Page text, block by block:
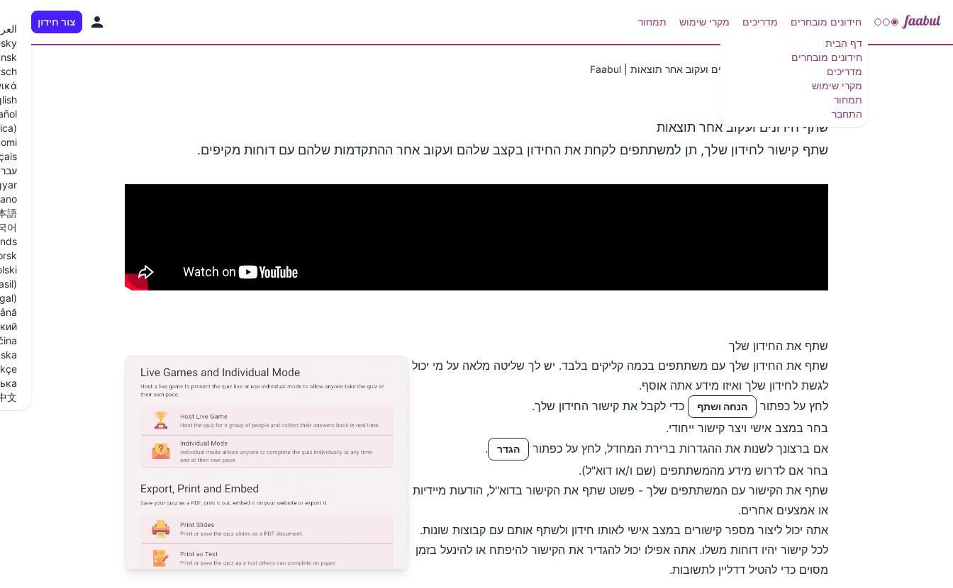
דף הבית
חידונים מובחרים
מדריכים
מקרי שימוש
תמחור
התחבר
חידונים מובחרים מדריכים מקרי שימוש תמחור צור חידון
語
어
文
כיצד לבצע שתף חידונים ועקוב אחר תוצאות | Faabul
שתף חידונים ועקוב אחר תוצאות
שתף קישור לחידון שלך, תן למשתתפים לקחת את החידון בקצב שלהם ועקוב אחר ההתקדמות שלהם עם דוחות מקיפים.
שתף את החידון שלך
שתף את החידון שלך עם משתתפים בכמה קליקים בלבד. יש לך שליטה מלאה על מי יכול
לגשת לחידון שלך ואיזו מידע אתה אוסף.
לחץ על כפתור
הנחה ושתף
כדי לקבל את קישור החידון שלך.
בחר במצב אישי ויצר קישור ייחודי.
אם ברצונך לשנות את ההגדרות ברירת המחדל, לחץ על כפתור
הגדר
.
בחר אם לדרוש מידע מהמשתתפים (שם ו/או דוא"ל).
שתף את הקישור עם המשתתפים שלך - פשוט שתף את הקישור בדוא"ל, הודעות מיידיות
או אמצעים אחרים.
אתה יכול ליצור מספר קישורים במצב אישי לאותו חידון ולשתף אותם עם קבוצות שונות.
לכל קישור יהיו דוחות משלו. אתה אפילו יכול להגדיר את הקישור להיפתח או להינעל בזמן
מסוים כדי להטיל דדליין לתשובות.